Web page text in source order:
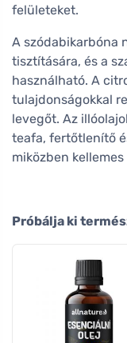
felületeket.
A szódabikarbóna
tisztítására, és a
használható. A
tulajdonságokkal
levegőt. Az
teafa, fertőtlenítő
miközben
Próbálja ki